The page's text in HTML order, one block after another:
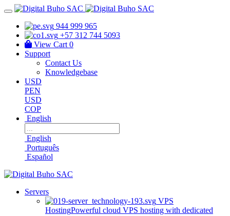
944 999 965
+57 312 744 5093
View Cart 0
Support
Contact Us
Knowledgebase
USD
PEN
USD
COP
English
English
Português
Español
Servers
VPS
HostingPowerful cloud VPS hosting with dedicated